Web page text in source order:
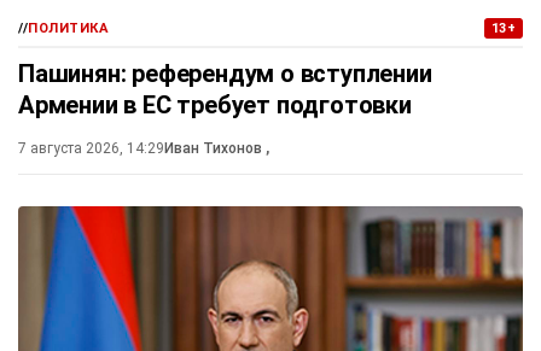
//ПОЛИТИКА 13+
Пашинян: референдум о вступлении
Армении в ЕС требует подготовки
7 августа 2026, 14:29 Иван Тихонов ,